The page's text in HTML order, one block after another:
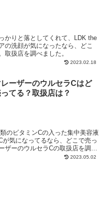
かりと落としてくれて、LDK the
の洗顔が気になったなら、どこ
取扱店を調べました。
2023.02.18
ーザーのウルセラCはど
てる？取扱店は？
のビタミンCの入った集中美容液
気になってるなら、どこで売っ
ーのウルセラCの取扱店を調べ
2023.05.02